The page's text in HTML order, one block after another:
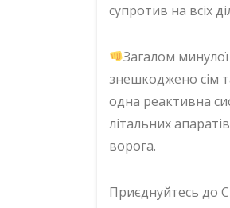
супротив на всіх
Загалом
знешкоджено сім
одна реактивна
літальних
ворога.
Приєднуйтесь до